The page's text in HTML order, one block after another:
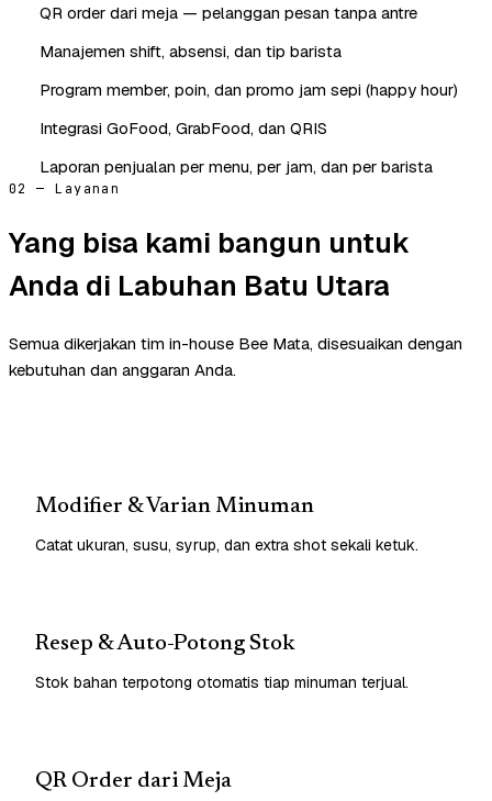
QR order dari meja — pelanggan pesan tanpa antre
Manajemen shift, absensi, dan tip barista
Program member, poin, dan promo jam sepi (happy hour)
Integrasi GoFood, GrabFood, dan QRIS
Laporan penjualan per menu, per jam, dan per barista
02 — Layanan
Yang bisa kami bangun untuk
Anda di Labuhan Batu Utara
Semua dikerjakan tim in-house Bee Mata, disesuaikan dengan
kebutuhan dan anggaran Anda.
Modifier & Varian Minuman
Catat ukuran, susu, syrup, dan extra shot sekali ketuk.
Resep & Auto-Potong Stok
Stok bahan terpotong otomatis tiap minuman terjual.
QR Order dari Meja